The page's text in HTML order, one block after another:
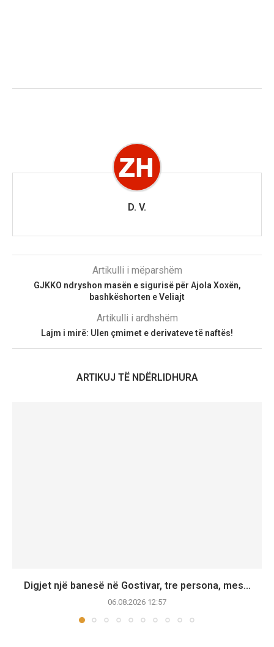
D. V.
Artikulli i mëparshëm
GJKKO ndryshon masën e sigurisë për Ajola Xoxën,
bashkëshorten e Veliajt
Artikulli i ardhshëm
Lajm i mirë: Ulen çmimet e derivateve të naftës!
ARTIKUJ TË NDËRLIDHURA
Digjet një banesë në Gostivar, tre persona, mes...
06.08.2026 12:57